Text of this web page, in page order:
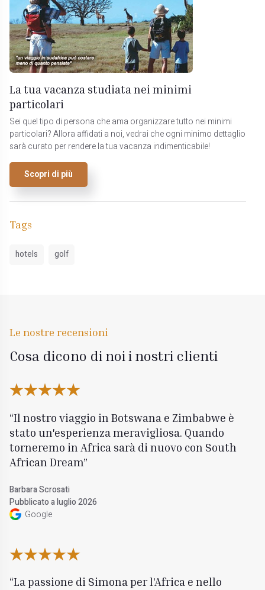
La tua vacanza studiata nei minimi
particolari
Sei quel tipo di persona che ama organizzare tutto nei minimi
particolari? Allora affidati a noi, vedrai che ogni minimo dettaglio
sarà curato per rendere la tua vacanza indimenticabile!
Scopri di più
Tags
hotels golf
Le nostre recensioni
Cosa dicono di noi i nostri clienti
Il nostro viaggio in Botswana e Zimbabwe è
stato un'esperienza meravigliosa. Quando
torneremo in Africa sarà di nuovo con South
African Dream
Barbara Scrosati
Pubblicato a luglio 2026
Google
La passione di Simona per l'Africa e nello